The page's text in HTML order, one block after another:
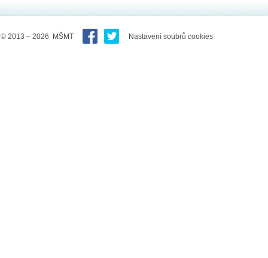
© 2013 – 2026 MŠMT Nastavení soubrů cookies